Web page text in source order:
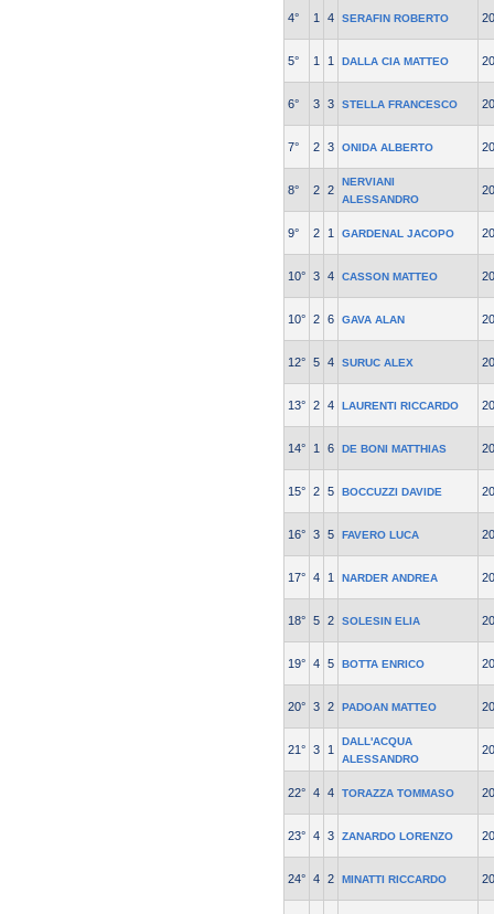
4° 1 4 SERAFIN ROBERTO
5° 1 1 DALLA CIA MATTEO
6° 3 3 STELLA FRANCESCO
7° 2 3 ONIDA ALBERTO
8° 2 2
NERVIANI
ALESSANDRO
9° 2 1 GARDENAL JACOPO
10° 3 4 CASSON MATTEO
10° 2 6 GAVA ALAN
12° 5 4 SURUC ALEX
13° 2 4 LAURENTI RICCARDO
14° 1 6 DE BONI MATTHIAS
15° 2 5 BOCCUZZI DAVIDE
16° 3 5 FAVERO LUCA
17° 4 1 NARDER ANDREA
18° 5 2 SOLESIN ELIA
19° 4 5 BOTTA ENRICO
20° 3 2 PADOAN MATTEO
21° 3 1
DALL'ACQUA
ALESSANDRO
22° 4 4 TORAZZA TOMMASO
23° 4 3 ZANARDO LORENZO
24° 4 2 MINATTI RICCARDO